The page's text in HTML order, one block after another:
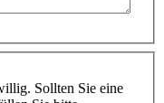
Sollten Sie eine